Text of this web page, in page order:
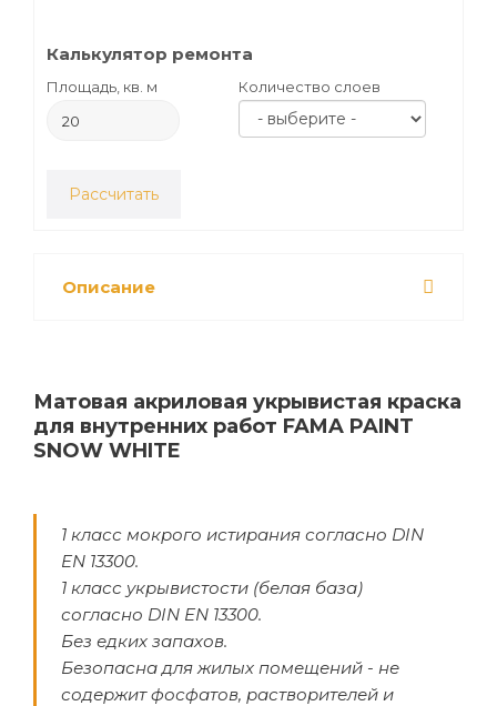
Калькулятор ремонта
Площадь, кв. м Количество слоев
Рассчитать
Описание
Матовая акриловая укрывистая краска
для внутренних работ FAMA PAINT
SNOW WHITE
1 класс мокрого истирания согласно DIN
EN 13300.
1 класс укрывистости (белая база)
согласно DIN EN 13300.
Без едких запахов.
Безопасна для жилых помещений - не
содержит фосфатов, растворителей и